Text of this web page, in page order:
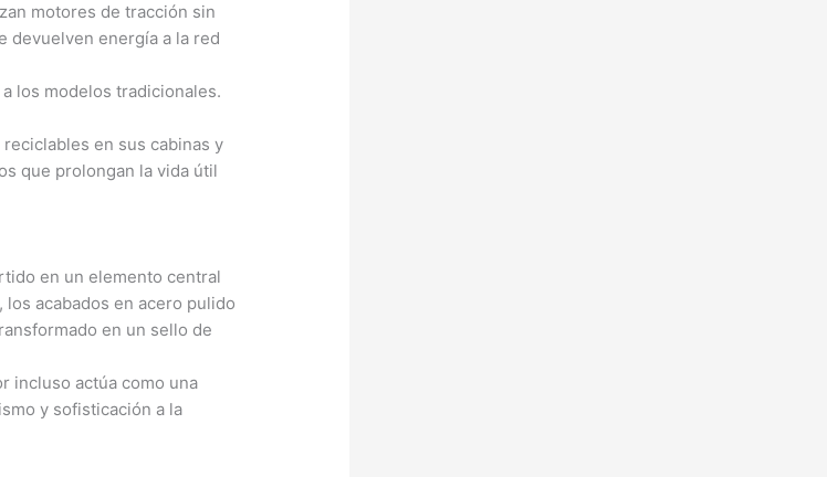
motores de tracción sin
devuelven energía a la red
los modelos tradicionales.
en sus cabinas y
que prolongan la vida útil
en un elemento central
acabados en acero pulido
en un sello de
incluso actúa como una
y sofisticación a la